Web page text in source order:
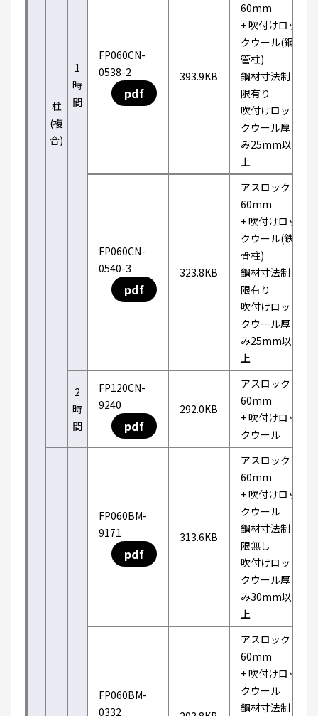
柱
(複
合)
1
時
間
FP060CN-
0538-2
pdf
393.9KB
60mm
+ 吹付けロッ
クウール(鋼
管柱)
鋼材寸法制
限有り
吹付けロッ
クウール厚
み25mm以
上
FP060CN-
0540-3
pdf
323.8KB
アスロック
60mm
+ 吹付けロッ
クウール(鉄
骨柱)
鋼材寸法制
限有り
吹付けロッ
クウール厚
み25mm以
上
2
時
間
FP120CN-
9240
pdf
292.0KB
アスロック
60mm
+ 吹付けロッ
クウール
FP060BM-
9171
pdf
313.6KB
アスロック
60mm
+ 吹付けロッ
クウール
鋼材寸法制
限無し
吹付けロッ
クウール厚
み30mm以
上
FP060BM-
0332
アスロック
60mm
+ 吹付けロッ
クウール
鋼材寸法制